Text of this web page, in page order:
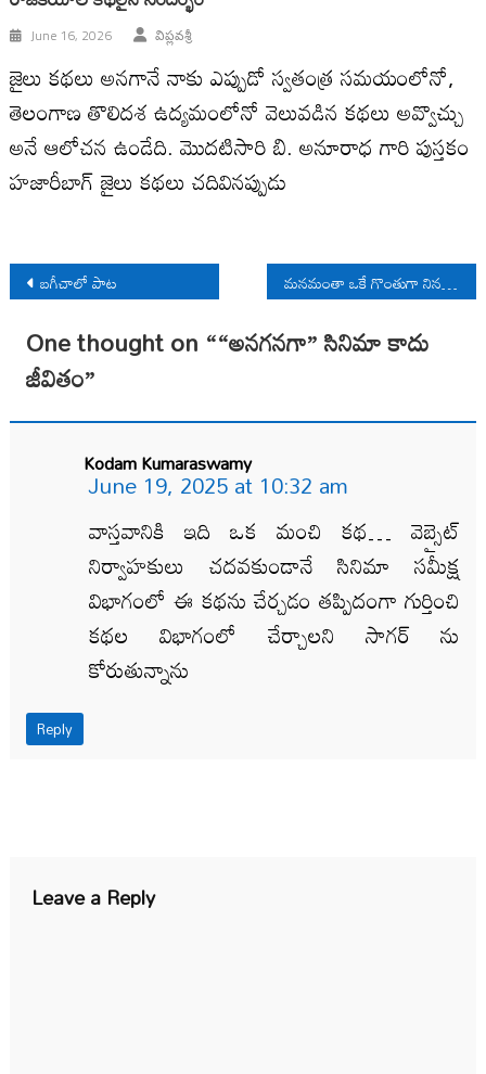
June 16, 2026 విప్లవశ్రీ
జైలు కథలు అనగానే నాకు ఎప్పుడో స్వతంత్ర సమయంలోనో,
తెలంగాణ తొలిదశ ఉద్యమంలోనో వెలువడిన కథలు అవ్వొచ్చు
అనే ఆలోచన ఉండేది. మొదటిసారి బి. అనూరాధ గారి పుస్తకం
హజారీబాగ్ జైలు కథలు చదివినప్పుడు
Post
navigation
బగీచాలో పాట మనమంతా ఒకే గొంతుగా నినదిద్దాం
One thought on ““అనగనగా” సినిమా కాదు
జీవితం”
Kodam Kumaraswamy
June 19, 2025 at 10:32 am
వాస్తవానికి ఇది ఒక మంచి కథ… వెబ్సైట్
నిర్వాహకులు చదవకుండానే సినిమా సమీక్ష
విభాగంలో ఈ కథను చేర్చడం తప్పిదంగా గుర్తించి
కథల విభాగంలో చేర్చాలని సాగర్ ను
కోరుతున్నాను
Reply
Leave a Reply